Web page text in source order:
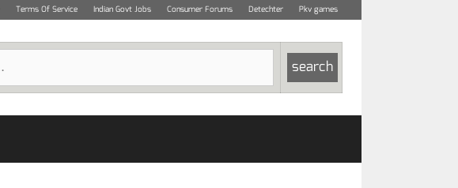
Terms Of Service Indian Govt Jobs Consumer Forums Detechter Pkv games